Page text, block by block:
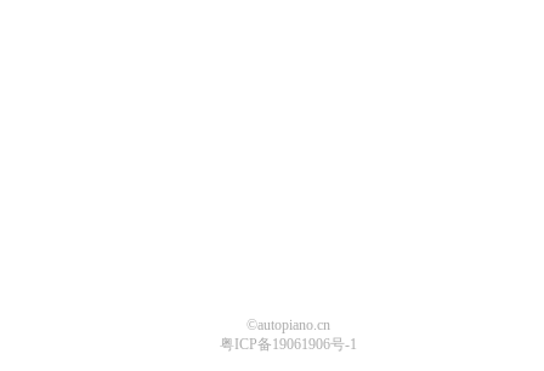
©autopiano.cn
粤ICP备19061906号-1